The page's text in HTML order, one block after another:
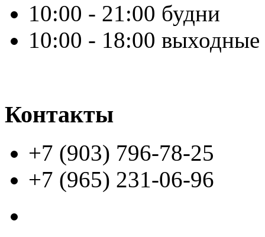
10:00 - 21:00 будни
10:00 - 18:00 выходные
Контакты
+7 (903) 796-78-25
+7 (965) 231-06-96